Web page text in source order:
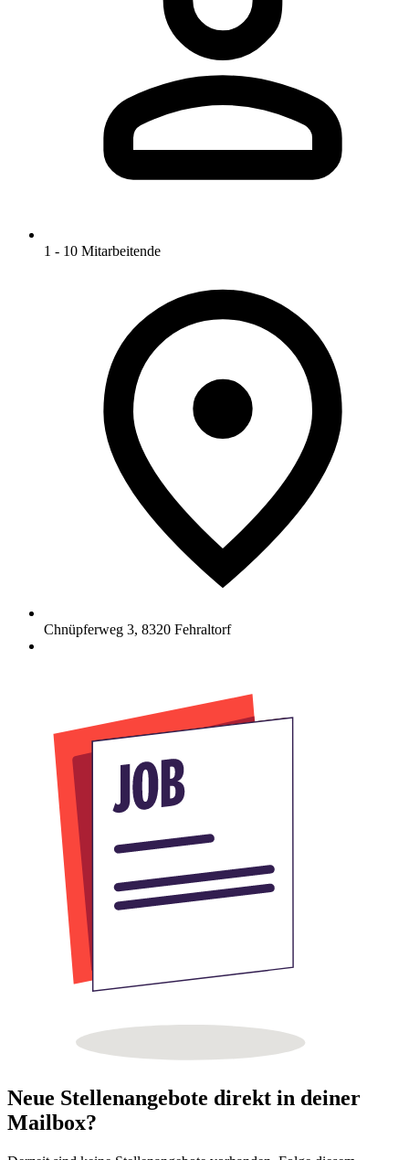
1 - 10 Mitarbeitende
Chnüpferweg 3, 8320 Fehraltorf
Neue Stellenangebote direkt in deiner
Mailbox?